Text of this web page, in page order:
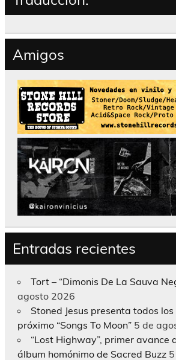
Amigos
Entradas recientes
Tort – “Dimonis De La Sauva
agosto 2026
Stoned Jesus presenta todos
próximo “Songs To Moon” 5 de
“Lost Highway”, primer avance
álbum homónimo de Sacred Buzz